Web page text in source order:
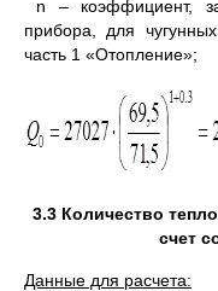
n – коэффициент,
прибора, для
часть 1 «Отопление»;
3.3 Количество
счет
Данные для расчета: